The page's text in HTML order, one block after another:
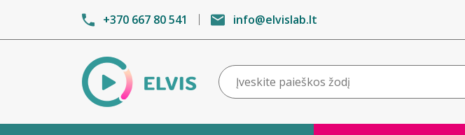
+370 667 80 541 info@elvislab.lt